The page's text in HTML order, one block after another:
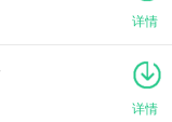
详情
详情